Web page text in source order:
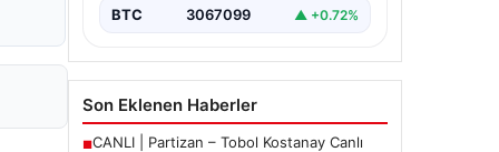
BTC 3067099 ▲ +0.72%
Son Eklenen Haberler
■CANLI | Partizan – Tobol Kostanay Canlı